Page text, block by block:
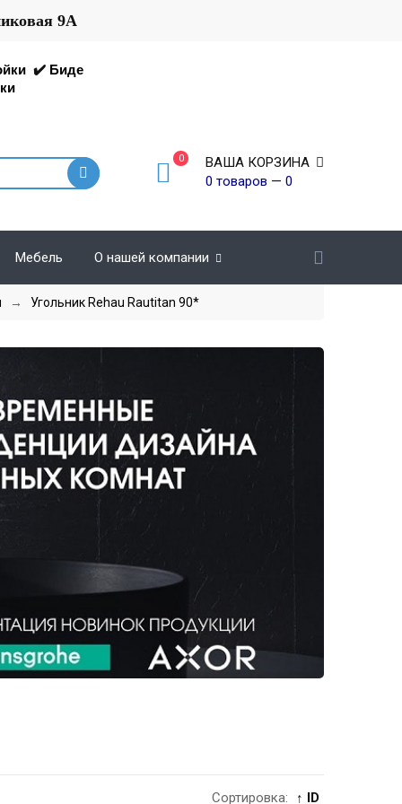
9А
✔️ Биде
0
ВАША КОРЗИНА
0 товаров — 0
Мебель О нашей компании
→ Угольник Rehau Rautitan 90*
Сортировка: ↑ ID